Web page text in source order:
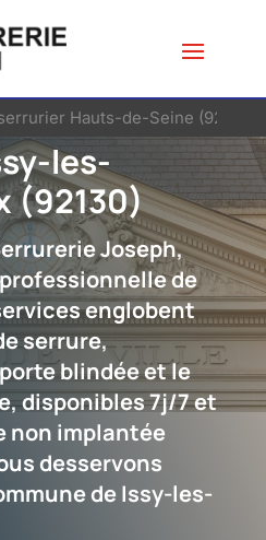
Hauts-de-Seine (92)
les-
(92130)
Joseph,
de
englobent
serrure,
blindée et le
disponibles 7j/7 et
non implantée
desservons
de Issy-les-